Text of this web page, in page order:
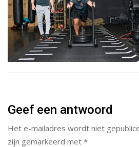
Geef een antwoord
Het e-mailadres wordt niet
zijn gemarkeerd met *